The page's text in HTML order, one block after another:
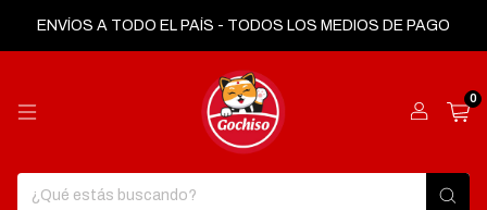
ENVÍOS A TODO EL PAÍS - TODOS LOS MEDIOS DE PAGO
0